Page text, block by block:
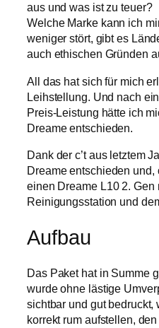
aus und was ist zu teuer?
Welche Marke kann ich
weniger stört, gibt es
auch ethischen Gründen
All das hat sich für mich
Leihstellung. Und nach
Preis-Leistung hätte ich
Dreame entschieden.
Dank der c’t aus letztem
Dreame entschieden
einen Dreame L10 2.
Reinigungsstation und
Aufbau
Das Paket hat in Summe
wurde ohne lästige
sichtbar und gut bedruckt,
korrekt rum aufstellen,